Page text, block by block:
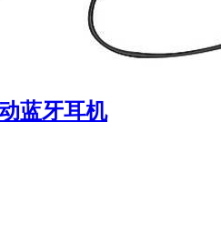
蓝牙耳机